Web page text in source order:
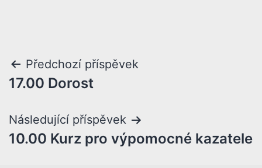
Předchozí příspěvek
17.00 Dorost
Následující příspěvek
10.00 Kurz pro výpomocné kazatele